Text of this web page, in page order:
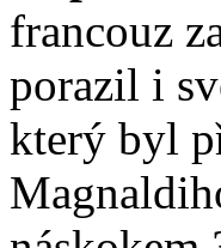
francouz
porazil i
který byl